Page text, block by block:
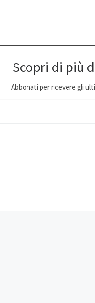
Scopri di più
Abbonati per ricevere gli